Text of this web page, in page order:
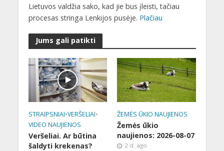
Lietuvos valdžia sako, kad jie bus įleisti, tačiau
procesas stringa Lenkijos pusėje. Plačiau
Jums gali patikti
STRAIPSNIAI•VERŠELIAI•
VIDEO NAUJIENOS
Veršeliai. Ar būtina
šaldyti krekenas?
ŽEMĖS ŪKIO NAUJIENOS
Žemės ūkio
naujienos: 2026-08-07
2 d. ago